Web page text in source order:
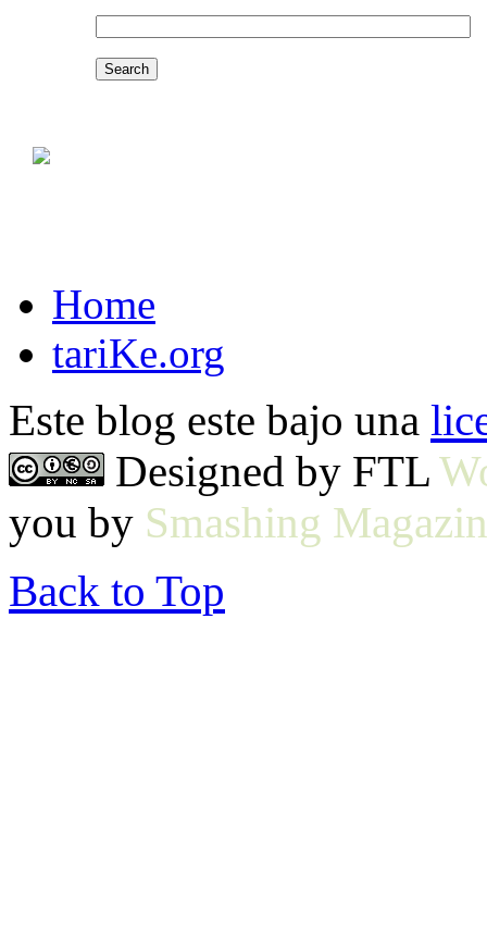
Home
tariKe.org
Este blog este bajo una
Designed by FTL
you by Smashing
Back to Top